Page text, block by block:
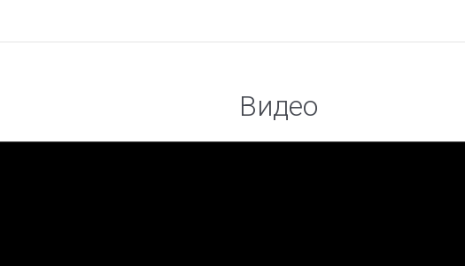
Видео